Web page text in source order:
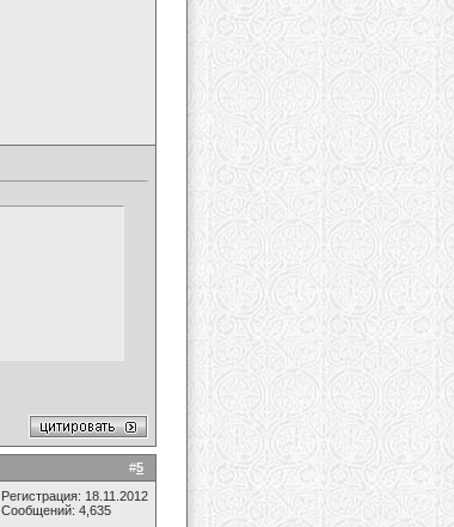
#5
Регистрация: 18.11.2012
Сообщений: 4,635